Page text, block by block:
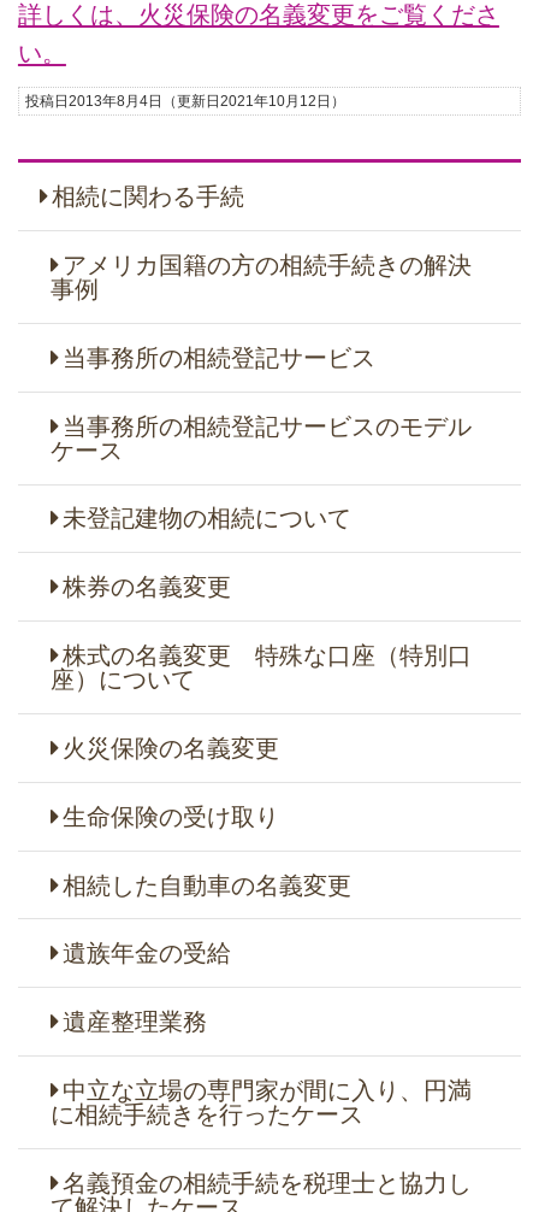
詳しくは、火災保険の名義変更をご覧くださ
い。
投稿日2013年8月4日 （更新日2021年10月12日）
相続に関わる手続
アメリカ国籍の方の相続手続きの解決
事例
当事務所の相続登記サービス
当事務所の相続登記サービスのモデル
ケース
未登記建物の相続について
株券の名義変更
株式の名義変更 特殊な口座（特別口
座）について
火災保険の名義変更
生命保険の受け取り
相続した自動車の名義変更
遺族年金の受給
遺産整理業務
中立な立場の専門家が間に入り、円満
に相続手続きを行ったケース
名義預金の相続手続を税理士と協力し